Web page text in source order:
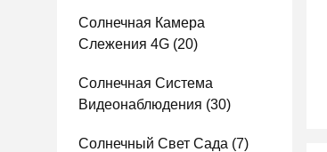
Солнечная Камера
Слежения 4G (20)
Солнечная Система
Видеонаблюдения (30)
Солнечный Свет Сада (7)